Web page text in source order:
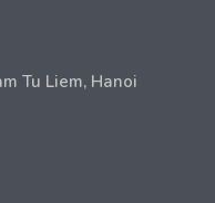
Tu Liem, Hanoi